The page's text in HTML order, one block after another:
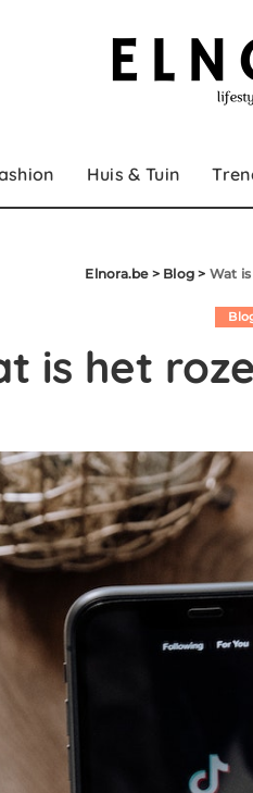
Huis & Tuin
Elnora.be> Blog > Wat
is het